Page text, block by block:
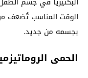
الوقت المناسب تُضعف
بجسمه من جديد.
الحمى